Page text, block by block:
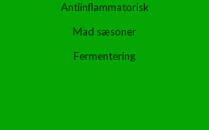
Antiinflammatorisk
Mad sæsoner
Fermentering